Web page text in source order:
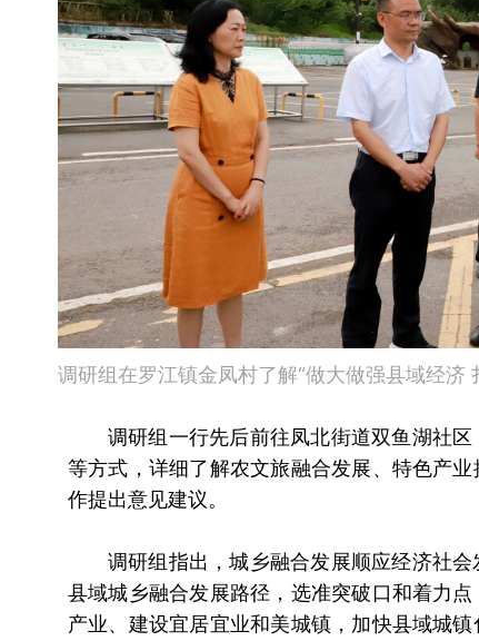
调研组在罗江镇金凤村了解“做大做强县域经济
调研组一行先后前往凤北街道双鱼湖社
等方式，详细了解农文旅融合发展、特色产
作提出意见建议。
调研组指出，城乡融合发展顺应经济社
县域城乡融合发展路径，选准突破口和着力
产业、建设宜居宜业和美城镇，加快县域城